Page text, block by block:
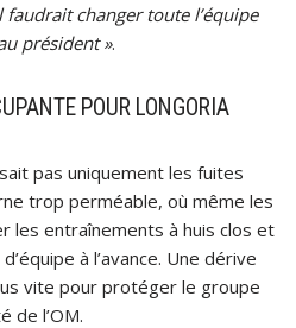
faudrait changer toute l’équipe
président ».
POUR LONGORIA
pas uniquement les fuites
trop perméable, où même les
les entraînements à huis clos et
à l’avance. Une dérive
vite pour protéger le groupe
de l’OM.